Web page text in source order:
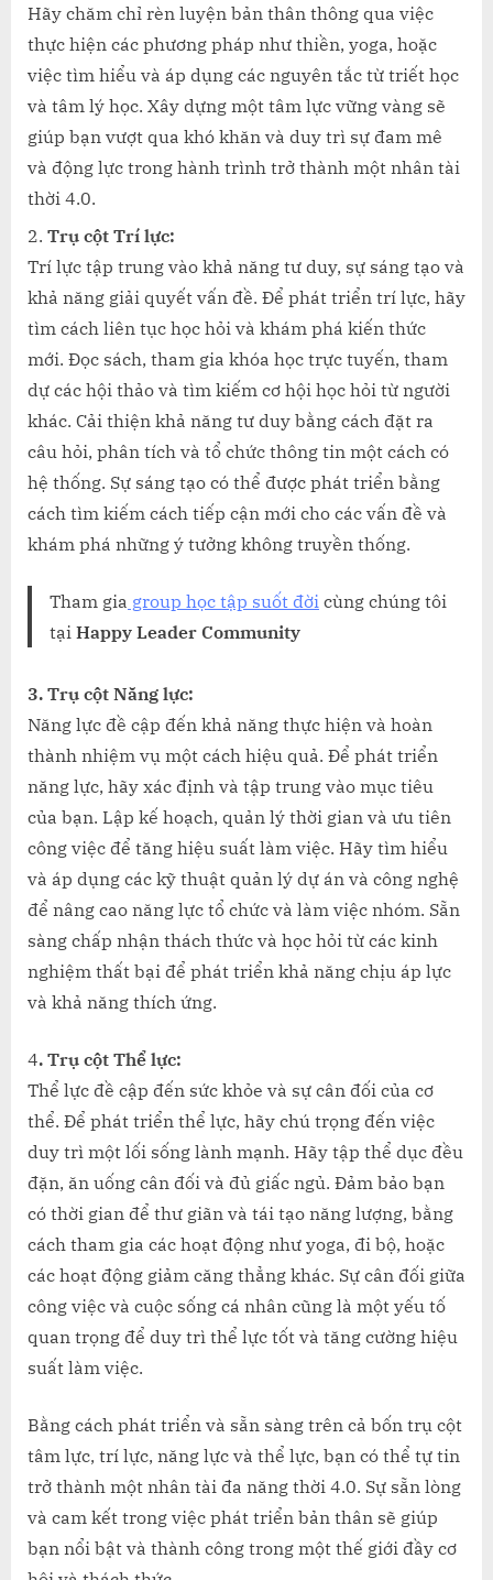
Hãy chăm chỉ rèn luyện bản thân thông qua việc
thực hiện các phương pháp như thiền, yoga, hoặc
việc tìm hiểu và áp dụng các nguyên tắc từ triết học
và tâm lý học. Xây dựng một tâm lực vững vàng sẽ
giúp bạn vượt qua khó khăn và duy trì sự đam mê
và động lực trong hành trình trở thành một nhân tài
thời 4.0.
Trụ cột Trí lực:
Trí lực tập trung vào khả năng tư duy, sự sáng tạo và
khả năng giải quyết vấn đề. Để phát triển trí lực, hãy
tìm cách liên tục học hỏi và khám phá kiến thức
mới. Đọc sách, tham gia khóa học trực tuyến, tham
dự các hội thảo và tìm kiếm cơ hội học hỏi từ người
khác. Cải thiện khả năng tư duy bằng cách đặt ra
câu hỏi, phân tích và tổ chức thông tin một cách có
hệ thống. Sự sáng tạo có thể được phát triển bằng
cách tìm kiếm cách tiếp cận mới cho các vấn đề và
khám phá những ý tưởng không truyền thống.
Tham gia group học tập suốt đời cùng chúng tôi
tại Happy Leader Community
3. Trụ cột Năng lực:
Năng lực đề cập đến khả năng thực hiện và hoàn
thành nhiệm vụ một cách hiệu quả. Để phát triển
năng lực, hãy xác định và tập trung vào mục tiêu
của bạn. Lập kế hoạch, quản lý thời gian và ưu tiên
công việc để tăng hiệu suất làm việc. Hãy tìm hiểu
và áp dụng các kỹ thuật quản lý dự án và công nghệ
để nâng cao năng lực tổ chức và làm việc nhóm. Sẵn
sàng chấp nhận thách thức và học hỏi từ các kinh
nghiệm thất bại để phát triển khả năng chịu áp lực
và khả năng thích ứng.
4. Trụ cột Thể lực:
Thể lực đề cập đến sức khỏe và sự cân đối của cơ
thể. Để phát triển thể lực, hãy chú trọng đến việc
duy trì một lối sống lành mạnh. Hãy tập thể dục đều
đặn, ăn uống cân đối và đủ giấc ngủ. Đảm bảo bạn
có thời gian để thư giãn và tái tạo năng lượng, bằng
cách tham gia các hoạt động như yoga, đi bộ, hoặc
các hoạt động giảm căng thẳng khác. Sự cân đối giữa
công việc và cuộc sống cá nhân cũng là một yếu tố
quan trọng để duy trì thể lực tốt và tăng cường hiệu
suất làm việc.
Bằng cách phát triển và sẵn sàng trên cả bốn trụ cột
tâm lực, trí lực, năng lực và thể lực, bạn có thể tự tin
trở thành một nhân tài đa năng thời 4.0. Sự sẵn lòng
và cam kết trong việc phát triển bản thân sẽ giúp
bạn nổi bật và thành công trong một thế giới đầy cơ